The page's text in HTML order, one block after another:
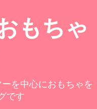
もちゃ
を中心におもちゃを
です